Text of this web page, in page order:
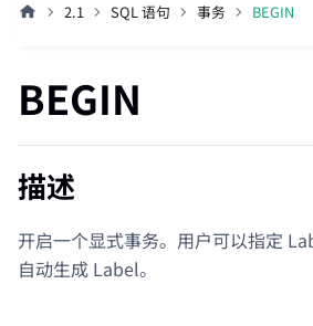
2.1 SQL 语句 事务 BEGIN
BEGIN
描述
开启一个显式事务。用户可以指定
自动生成 Label。